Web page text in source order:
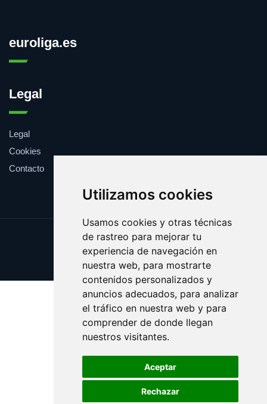
Utilizamos cookies
Usamos cookies y otras técnicas
de rastreo para mejorar tu
experiencia de navegación en
nuestra web, para mostrarte
contenidos personalizados y
anuncios adecuados, para analizar
el tráfico en nuestra web y para
comprender de donde llegan
nuestros visitantes.
Aceptar
Rechazar
euroliga.es
Legal
Legal
Cookies
Contacto
Update cookies preferences
Copyright © 2025 euroliga.es